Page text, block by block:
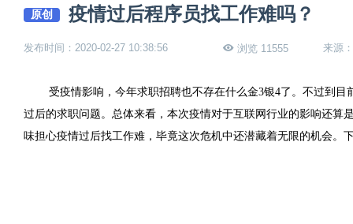
原创 疫情过后程序员找工作难吗？
发布时间：2020-02-27 10:38:56 浏览 11555 来源
受疫情影响，今年求职招聘也不存在什么金3银4了。不过到
过后的求职问题。总体来看，本次疫情对于互联网行业的影响还
味担心疫情过后找工作难，毕竟这次危机中还潜藏着无限的机会。